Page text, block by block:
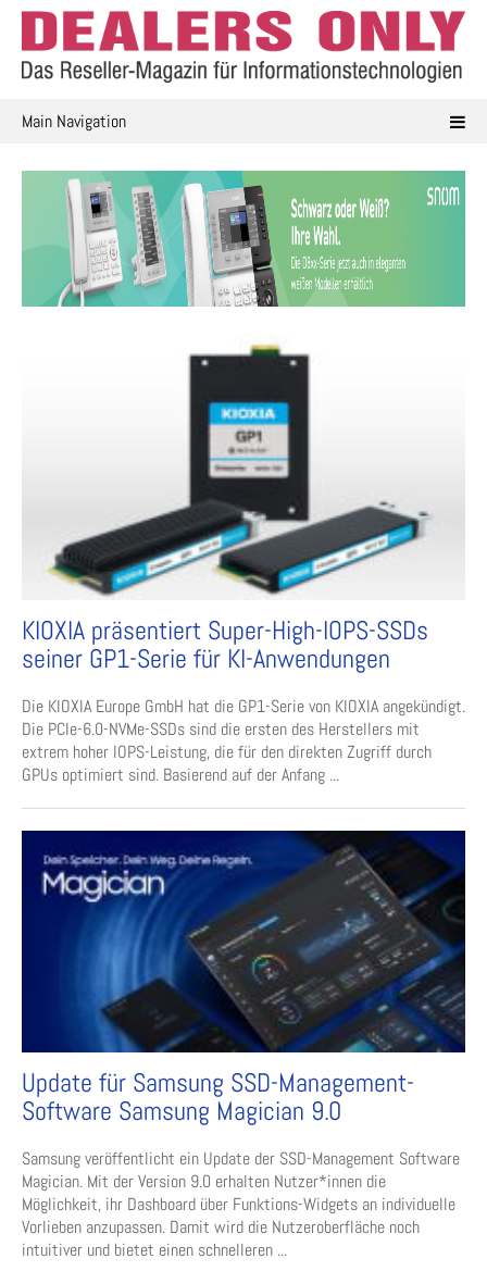
Skip
content
Main Navigation
KIOXIA präsentiert Super-High-IOPS-SSDs
seiner GP1-Serie für KI-Anwendungen
Die KIOXIA Europe GmbH hat die GP1-Serie von KIOXIA angekündigt.
Die PCIe-6.0-NVMe-SSDs sind die ersten des Herstellers mit
extrem hoher IOPS-Leistung, die für den direkten Zugriff durch
GPUs optimiert sind. Basierend auf der Anfang ...
Update für Samsung SSD-Management-
Software Samsung Magician 9.0
Samsung veröffentlicht ein Update der SSD-Management Software
Magician. Mit der Version 9.0 erhalten Nutzer*innen die
Möglichkeit, ihr Dashboard über Funktions-Widgets an individuelle
Vorlieben anzupassen. Damit wird die Nutzeroberfläche noch
intuitiver und bietet einen schnelleren ...